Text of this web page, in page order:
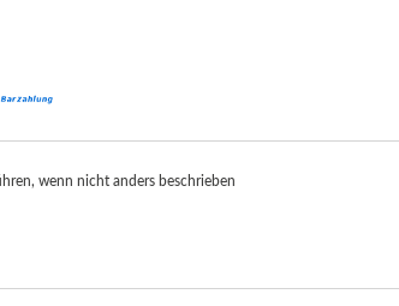
wenn nicht anders beschrieben